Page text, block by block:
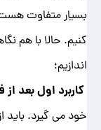
بسیار متفاوت
اندازیم؛
کاربرد اول بعد از
خود می گیرد. باید